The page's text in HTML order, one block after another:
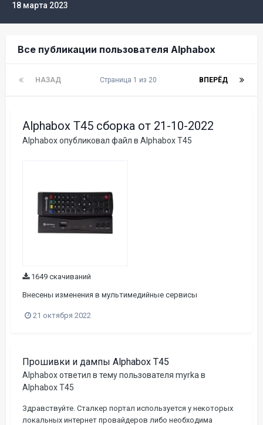
18 марта 2023
Все публикации пользователя Alphabox
НАЗАД ВПЕРЁД
Страница 1 из 20
Alphabox T45 сборка от 21-10-2022
Alphaboxопубликовал файл в Alphabox T45
1649 скачиваний
Внесены изменения в мультимедийные сервисы
21 октября 2022
Прошивки и дампы Alphabox T45
Alphaboxответил в тему пользователя myrka в
Alphabox T45
Здравствуйте. Сталкер портал используется у некоторых
локальных интернет провайдеров либо необходима